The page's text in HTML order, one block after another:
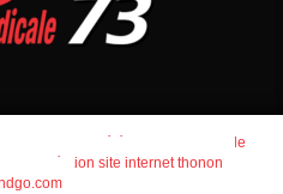
Bains
Référencement Google
création site internet thonon